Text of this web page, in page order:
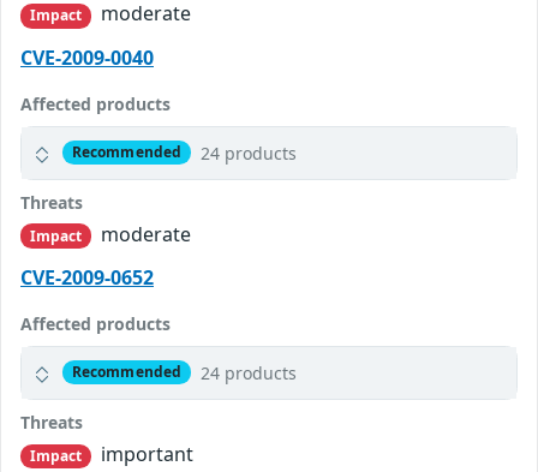
Impact
moderate
CVE-2009-0040
Affected products
Recommended 24 products
Threats
Impact
moderate
CVE-2009-0652
Affected products
Recommended 24 products
Threats
Impact
important